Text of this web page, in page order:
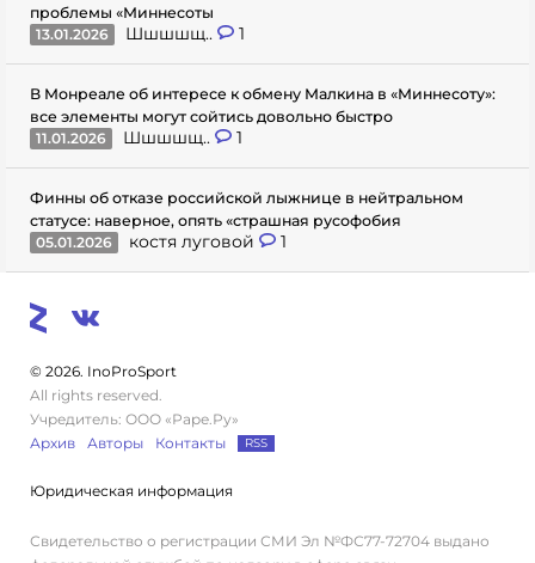
проблемы «Миннесоты
13.01.2026
Шшшшщ.. 1
В Монреале об интересе к обмену Малкина в «Миннесоту»:
все элементы могут сойтись довольно быстро
11.01.2026
Шшшшщ.. 1
Финны об отказе российской лыжнице в нейтральном
статусе: наверное, опять «страшная русофобия
05.01.2026
костя луговой 1
© 2026. InoProSport
All rights reserved.
Учредитель: ООО «Раре.Ру»
Архив
Авторы Контакты RSS
Юридическая информация
Свидетельство о регистрации СМИ Эл №ФС77-72704 выдано